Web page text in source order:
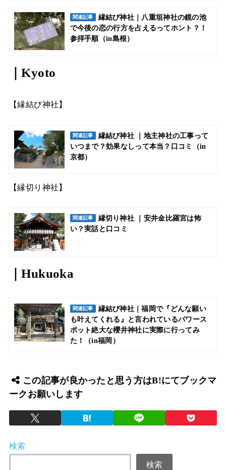
関連記事
縁結び神社｜八重垣神社の鏡の池
で今後の恋の行方を占えるってホント？！
参拝手順（in島根）
｜Kyoto
【縁結び神社】
関連記事
縁結び神社 ｜地主神社の工事って
いつまで？効果なしって本当？口コミ（in
京都）
【縁切り神社】
関連記事
縁切り神社 ｜安井金比羅宮は怖
い？実話と口コミ
｜Hukuoka
関連記事
縁結び神社｜福岡で『どんな願い
も叶えてくれる』と言われているパワース
ポット絶大な櫻井神社に実際に行ってみ
た！（in福岡）
この記事が良かったと思う方はB!にてブックマ
ークお願いします
検索
検索